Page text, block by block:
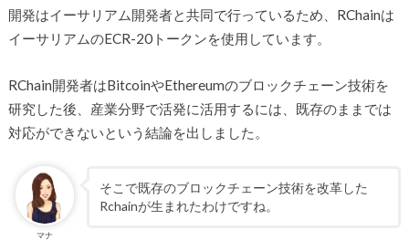
開発はイーサリアム開発者と共同で行っているため、RChainは
イーサリアムのECR-20トークンを使用しています。
RChain開発者はBitcoinやEthereumのブロックチェーン技術を
研究した後、産業分野で活発に活用するには、既存のままでは
対応ができないという結論を出しました。
マナ
そこで既存のブロックチェーン技術を改革した
Rchainが生まれたわけですね。